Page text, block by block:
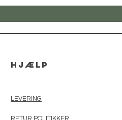
hjælp
LEVERING
RETUR POLITIKKER